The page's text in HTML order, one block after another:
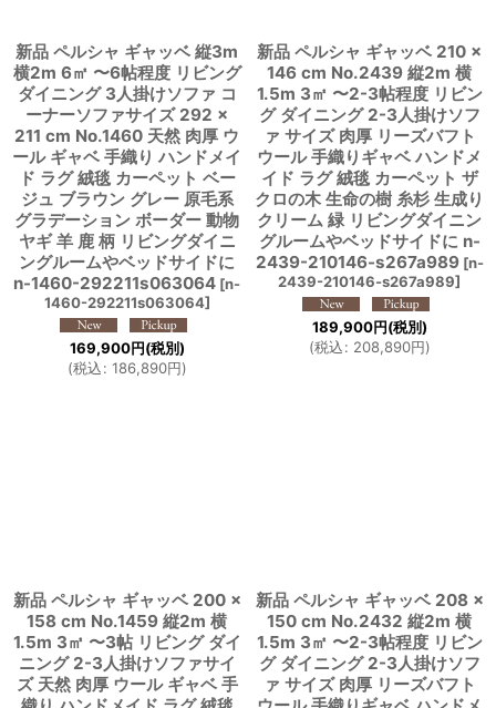
新品 ペルシャ ギャッベ 縦3m
横2m 6㎡ 〜6帖程度 リビング
ダイニング 3人掛けソファ コ
ーナーソファサイズ 292 ×
211 cm No.1460 天然 肉厚 ウ
ール ギャベ 手織り ハンドメイ
ド ラグ 絨毯 カーペット ベー
ジュ ブラウン グレー 原毛系
グラデーション ボーダー 動物
ヤギ 羊 鹿 柄 リビングダイニ
ングルームやベッドサイドに
n-1460-292211s063064 [n-
1460-292211s063064]
169,900円(税別)
(税込: 186,890円)
新品 ペルシャ ギャッベ 210 ×
146 cm No.2439 縦2m 横
1.5m 3㎡ 〜2-3帖程度 リビン
グ ダイニング 2-3人掛けソフ
ァ サイズ 肉厚 リーズバフト
ウール 手織りギャベ ハンドメ
イド ラグ 絨毯 カーペット ザ
クロの木 生命の樹 糸杉 生成り
クリーム 緑 リビングダイニン
グルームやベッドサイドに n-
2439-210146-s267a989 [n-
2439-210146-s267a989]
189,900円(税別)
(税込: 208,890円)
新品 ペルシャ ギャッベ 200 ×
158 cm No.1459 縦2m 横
1.5m 3㎡ 〜3帖 リビング ダイ
ニング 2-3人掛けソファサイ
ズ 天然 肉厚 ウール ギャベ 手
新品 ペルシャ ギャッベ 208 ×
150 cm No.2432 縦2m 横
1.5m 3㎡ 〜2-3帖程度 リビン
グ ダイニング 2-3人掛けソフ
ァ サイズ 肉厚 リーズバフト